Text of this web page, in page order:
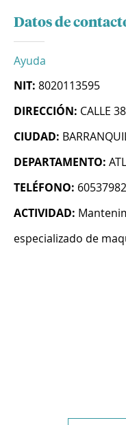
Datos de
Ayuda
NIT: 8020113595
DIRECCIÓN: CALLE
CIUDAD:
DEPARTAMENTO:
TELÉFONO:
ACTIVIDAD:
especializado de